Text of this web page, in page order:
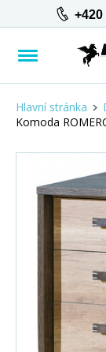
+420
Hlavní stránka
Komoda